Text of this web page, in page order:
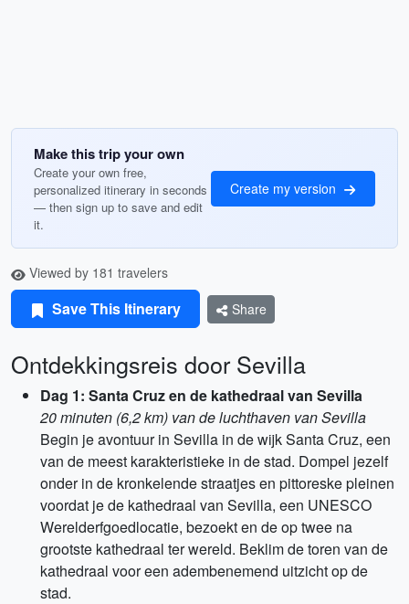
Make this trip your own
Create your own free,
personalized itinerary in seconds
— then sign up to save and edit
it.
Create my version
Viewed by 181 travelers
Save This Itinerary Share
Ontdekkingsreis door Sevilla
Dag 1: Santa Cruz en de kathedraal van Sevilla
20 minuten (6,2 km) van de luchthaven van Sevilla
Begin je avontuur in Sevilla in de wijk Santa Cruz, een
van de meest karakteristieke in de stad. Dompel jezelf
onder in de kronkelende straatjes en pittoreske pleinen
voordat je de kathedraal van Sevilla, een UNESCO
Werelderfgoedlocatie, bezoekt en de op twee na
grootste kathedraal ter wereld. Beklim de toren van de
kathedraal voor een adembenemend uitzicht op de
stad.